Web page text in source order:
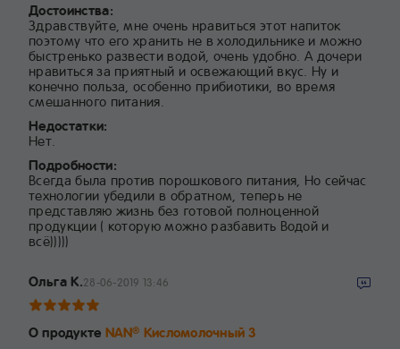
Достоинства:
Здравствуйте, мне очень нравиться этот напиток
поэтому что его хранить не в холодильнике и можно
быстренько развести водой, очень удобно. А дочери
нравиться за приятный и освежающий вкус. Ну и
конечно польза, особенно прибиотики, во время
смешанного питания.
Недостатки:
Нет.
Подробности:
Всегда была против порошкового питания, Но сейчас
технологии убедили в обратном, теперь не
представляю жизнь без готовой полноценной
продукции ( которую можно разбавить Водой и
всё)))))
Ольга К.28-06-2019 13:46
О продукте NAN® Кисломолочный 3